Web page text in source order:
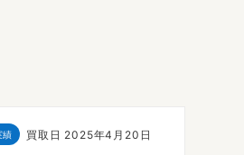
績 買取日 2025年4月20日